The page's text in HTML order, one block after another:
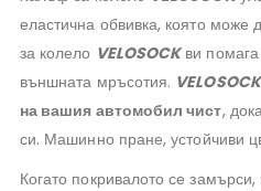
еластична обвивка, която
за колело VELOSOCKви помага
външната мръсотия. VELOSOCK
на вашия автомобил чист,
си. Машинно пране, устойчиви
Когато покривалото се